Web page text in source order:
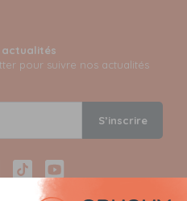
actualités
pour suivre nos actualités
S’inscrire
TikTokYouTube